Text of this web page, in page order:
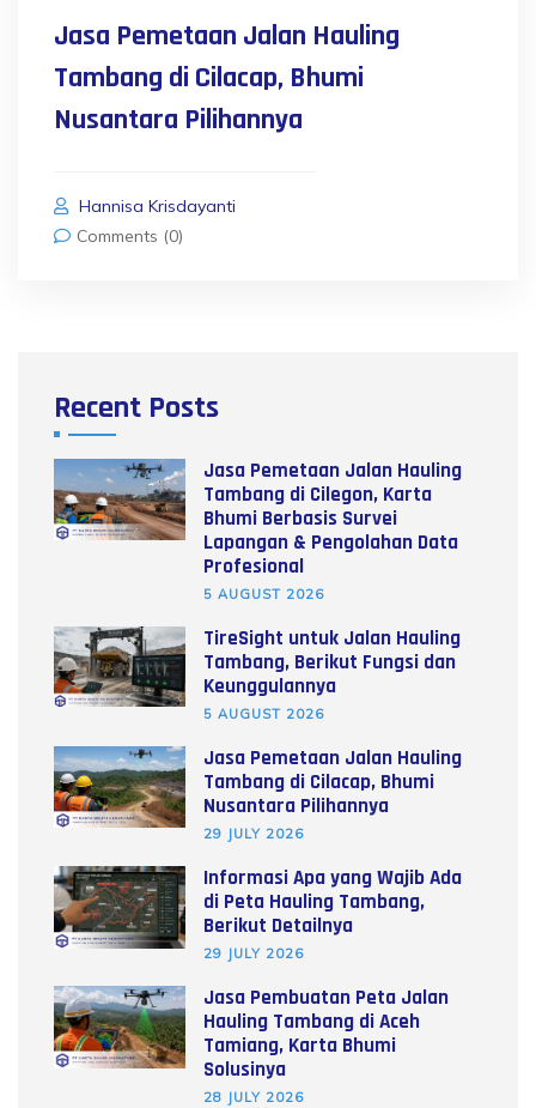
Jasa Pemetaan Jalan Hauling
Tambang di Cilacap, Bhumi
Nusantara Pilihannya
Hannisa Krisdayanti
Comments (0)
Recent Posts
Jasa Pemetaan Jalan Hauling
Tambang di Cilegon, Karta
Bhumi Berbasis Survei
Lapangan & Pengolahan Data
Profesional
5 AUGUST 2026
TireSight untuk Jalan Hauling
Tambang, Berikut Fungsi dan
Keunggulannya
5 AUGUST 2026
Jasa Pemetaan Jalan Hauling
Tambang di Cilacap, Bhumi
Nusantara Pilihannya
29 JULY 2026
Informasi Apa yang Wajib Ada
di Peta Hauling Tambang,
Berikut Detailnya
29 JULY 2026
Jasa Pembuatan Peta Jalan
Hauling Tambang di Aceh
Tamiang, Karta Bhumi
Solusinya
28 JULY 2026